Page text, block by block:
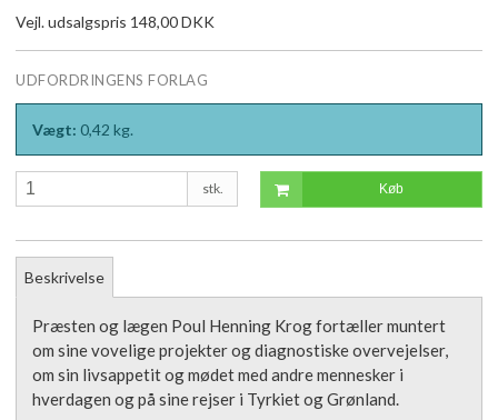
Vejl. udsalgspris 148,00 DKK
UDFORDRINGENS FORLAG
Vægt: 0,42 kg.
stk. Køb
Beskrivelse
Præsten og lægen Poul Henning Krog fortæller muntert
om sine vovelige projekter og diagnostiske overvejelser,
om sin livsappetit og mødet med andre mennesker i
hverdagen og på sine rejser i Tyrkiet og Grønland.